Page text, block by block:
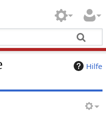
Hilfe